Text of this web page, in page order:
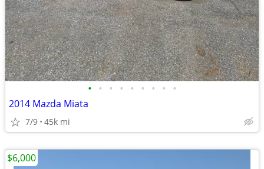
• • • • • • • • •
2014 Mazda Miata
7/9 45k mi
$6,000